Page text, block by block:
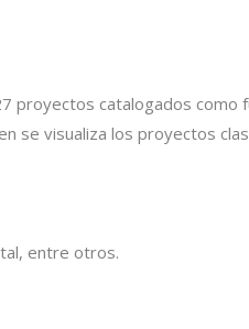
proyectos catalogados
se visualiza los proyectos
entre otros.